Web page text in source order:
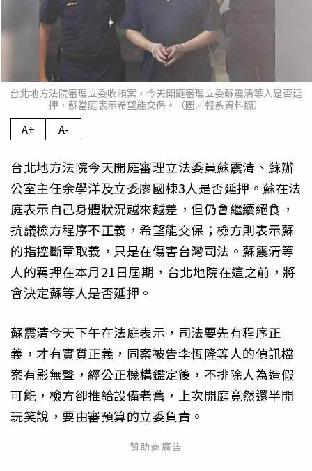
台北地方法院審理立委收賄案，今天開庭審理立委蘇震清等人是否延
押，蘇當庭表示希望能交保。（圖／報系資料照）
A+ A-
台北地方法院今天開庭審理立法委員蘇震清、蘇辦
公室主任余學洋及立委廖國棟3人是否延押。蘇在法
庭表示自己身體狀況越來越差，但仍會繼續絕食，
抗議檢方程序不正義，希望能交保；檢方則表示蘇
的指控斷章取義，只是在傷害台灣司法。蘇震清等
人的羈押在本月21日屆期，台北地院在這之前，將
會決定蘇等人是否延押。
蘇震清今天下午在法庭表示，司法要先有程序正
義，才有實質正義，同案被告李恆隆等人的偵訊檔
案有影無聲，經公正機構鑑定後，不排除人為造假
可能，檢方卻推給設備老舊，上次開庭竟然還半開
玩笑說，要由審預算的立委負責。